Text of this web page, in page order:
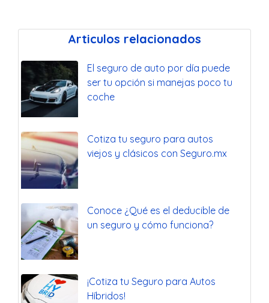
Articulos relacionados
El seguro de auto por día puede
ser tu opción si manejas poco tu
coche
Cotiza tu seguro para autos
viejos y clásicos con Seguro.mx
Conoce ¿Qué es el deducible de
un seguro y cómo funciona?
¡Cotiza tu Seguro para Autos
Híbridos!